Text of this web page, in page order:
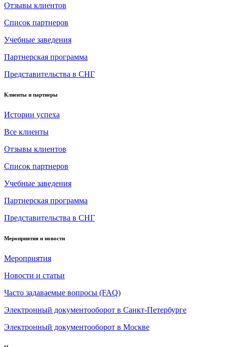
Отзывы клиентов
Список партнеров
Учебные заведения
Партнерская программа
Представительства в СНГ
Клиенты и партнеры
Истории успеха
Все клиенты
Отзывы клиентов
Список партнеров
Учебные заведения
Партнерская программа
Представительства в СНГ
Мероприятия и новости
Мероприятия
Новости и статьи
Часто задаваемые вопросы (FAQ)
Электронный документооборот в Санкт-Петербурге
Электронный документооборот в Москве